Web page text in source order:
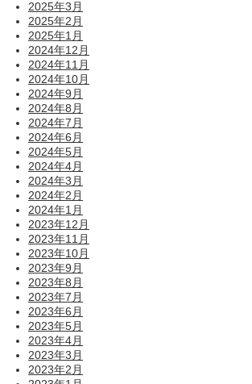
2025年3月
2025年2月
2025年1月
2024年12月
2024年11月
2024年10月
2024年9月
2024年8月
2024年7月
2024年6月
2024年5月
2024年4月
2024年3月
2024年2月
2024年1月
2023年12月
2023年11月
2023年10月
2023年9月
2023年8月
2023年7月
2023年6月
2023年5月
2023年4月
2023年3月
2023年2月